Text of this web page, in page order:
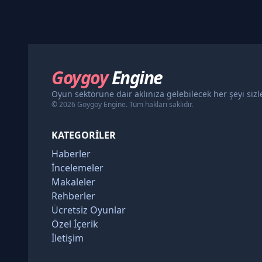
GoygoyEngine
Oyun sektörüne dair aklınıza gelebilecek her şeyi
© 2026 Goygoy Engine. Tüm hakları saklıdır.
KATEGORILER
Haberler
İncelemeler
Makaleler
Rehberler
Ücretsiz Oyunlar
Özel İçerik
İletişim